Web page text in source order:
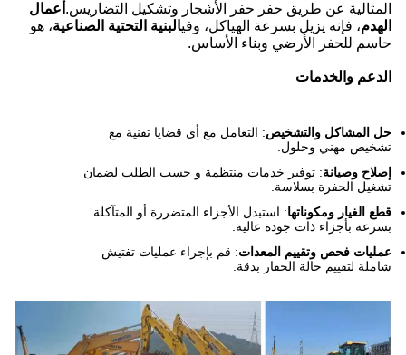
المثالية عن طريق حفر حفر الأشجار وتشكيل التضاريس. أعمال
الهدم، فإنه يزيل بسرعة الهياكل، وفيالبنية التحتية الصناعية، هو
حاسم للحفر الأرضي وبناء الأساس.
الدعم والخدمات
حل المشاكل والتشخيص: التعامل مع أي قضايا تقنية مع
تشخيص مهني وحلول.
إصلاح وصيانة: توفير خدمات منتظمة و حسب الطلب لضمان
تشغيل الحفرة بسلاسة.
قطع الغيار ومكوناتها: استبدل الأجزاء المتضررة أو المتآكلة
بسرعة بأجزاء ذات جودة عالية.
عمليات فحص وتقييم المعدات: قم بإجراء عمليات تفتيش
شاملة لتقييم حالة الحفار بدقة.